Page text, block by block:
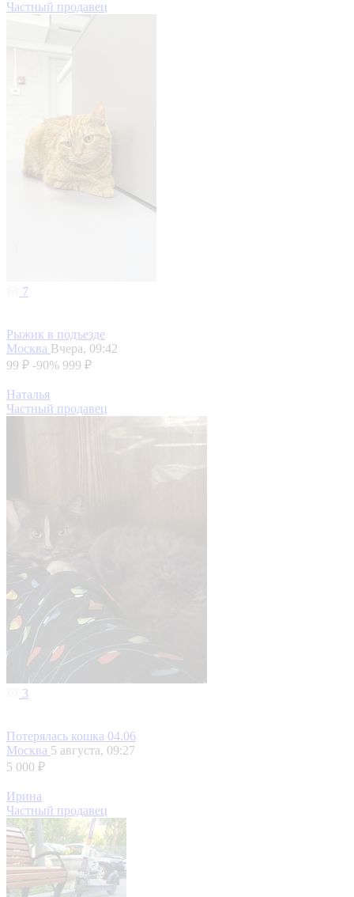
Частный продавец
7
Рыжик в подъезде
Москва Вчера, 09:42
99 ₽ -90% 999 ₽
Наталья
Частный продавец
3
Потерялась кошка 04.06
Москва 5 августа, 09:27
5 000 ₽
Ирина
Частный продавец